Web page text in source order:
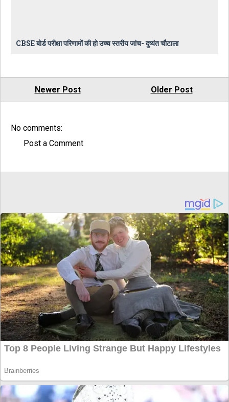
CBSE बोर्ड परीक्षा परिणामों की हो उच्च स्तरीय जांच- दुष्यंत चौटाला
Newer Post Older Post
No comments:
Post a Comment